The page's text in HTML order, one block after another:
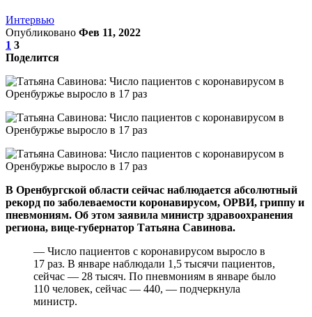
Интервью
Опубликовано Фев 11, 2022
1 3
Поделится
В Оренбургской области сейчас наблюдается абсолютный
рекорд по заболеваемости коронавирусом, ОРВИ, гриппу и
пневмониям. Об этом заявила министр здравоохранения
региона, вице-губернатор Татьяна Савинова.
— Число пациентов с коронавирусом выросло в
17 раз. В январе наблюдали 1,5 тысячи пациентов,
сейчас — 28 тысяч. По пневмониям в январе было
110 человек, сейчас — 440, — подчеркнула
министр.